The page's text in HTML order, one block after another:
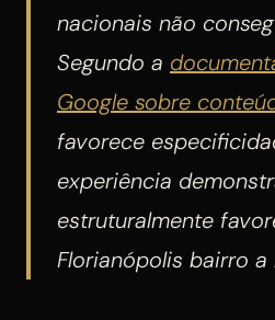
nacionais não
Segundo a
Google sobre
favorece
experiência
estruturalmente
Florianópolis bairro a